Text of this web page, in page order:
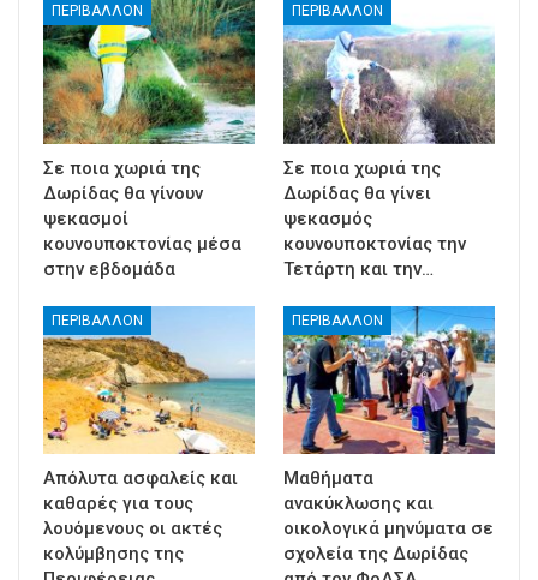
ΠΕΡΙΒΑΛΛΟΝ
Σε ποια χωριά της
Δωρίδας θα γίνουν
ψεκασμοί
κουνουποκτονίας μέσα
στην εβδομάδα
ΠΕΡΙΒΑΛΛΟΝ
Σε ποια χωριά της
Δωρίδας θα γίνει
ψεκασμός
κουνουποκτονίας την
Τετάρτη και την…
ΠΕΡΙΒΑΛΛΟΝ
Απόλυτα ασφαλείς και
καθαρές για τους
λουόμενους οι ακτές
κολύμβησης της
ΠΕΡΙΒΑΛΛΟΝ
Μαθήματα
ανακύκλωσης και
οικολογικά μηνύματα σε
σχολεία της Δωρίδας